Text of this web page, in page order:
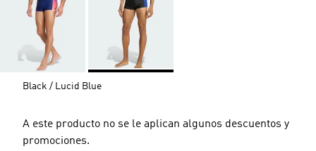
Black / Lucid Blue
A este producto no se le aplican algunos descuentos y
promociones.